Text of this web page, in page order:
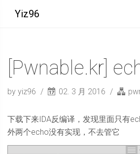
Yiz96
[Pwnable.kr]
by yiz96 02. 3 月 2016
下载下来IDA反编译，发现里面只有
外两个echo没有实现，不去管它